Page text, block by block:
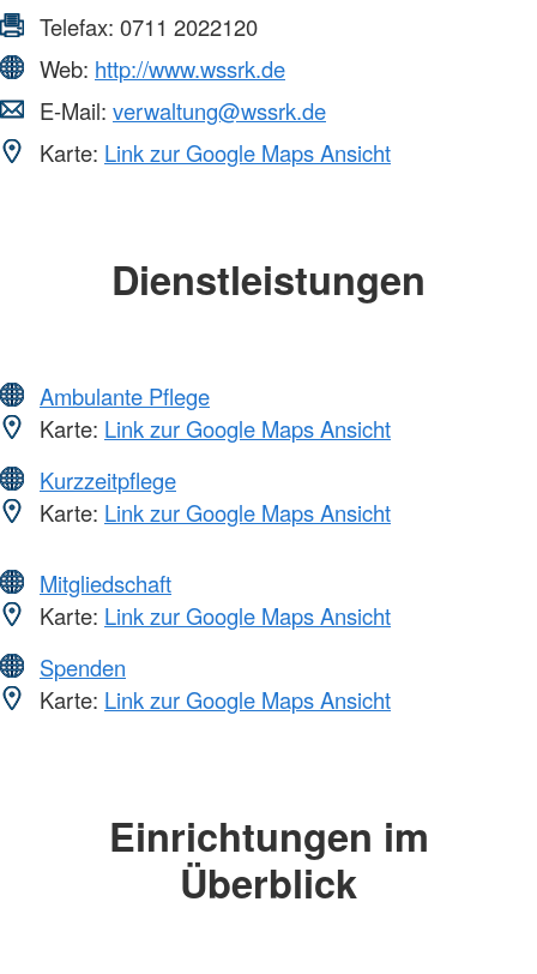
Telefax: 0711 2022120
Web: http://www.wssrk.de
E-Mail: verwaltung@wssrk.de
Karte: Link zur Google Maps Ansicht
Dienstleistungen
Ambulante Pflege
Karte: Link zur Google Maps Ansicht
Kurzzeitpflege
Karte: Link zur Google Maps Ansicht
Mitgliedschaft
Karte: Link zur Google Maps Ansicht
Spenden
Karte: Link zur Google Maps Ansicht
Einrichtungen im
Überblick